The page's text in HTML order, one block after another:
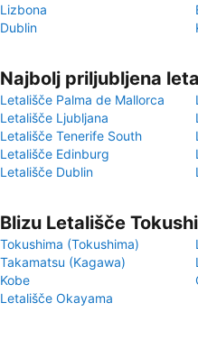
Lizbona
Dublin
Najbolj priljubljena
Letališče Palma de Mallorca
Letališče Ljubljana
Letališče Tenerife South
Letališče Edinburg
Letališče Dublin
Blizu Letališče
Tokushima (Tokushima)
Takamatsu (Kagawa)
Kobe
Letališče Okayama